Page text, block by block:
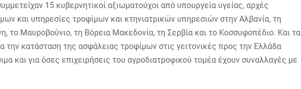
15 κυβερνητικοί αξιωματούχοι από υπουργεία υγείας, αρχές
και υπηρεσίες τροφίμων και κτηνιατρικών υπηρεσιών στην Αλβανία, τη
το Μαυροβούνιο, τη Βόρεια Μακεδονία, τη Σερβία και το Κοσσυφοπέδιο. Και τα
την κατάσταση της ασφάλειας τροφίμων στις γειτονικές προς την Ελλάδα
και για όσες επιχειρήσεις του αγροδιατροφικού τομέα έχουν συναλλαγές με